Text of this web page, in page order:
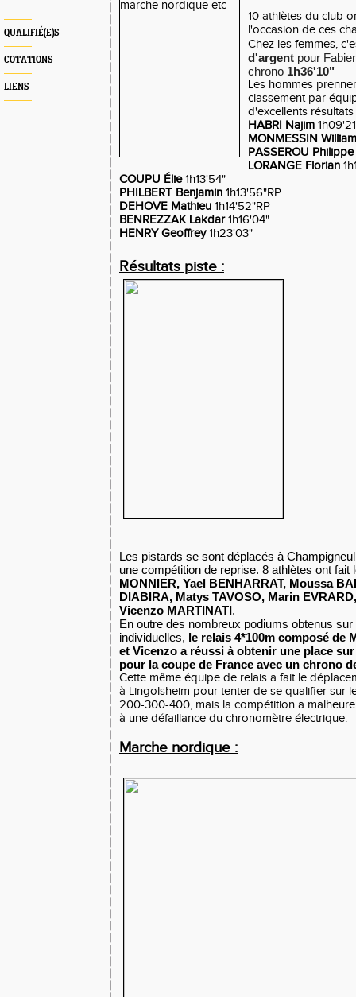
--------------
QUALIFIÉ(E)S
COTATIONS
LIENS
10 athlètes du club
l'occasion de ces
Chez les femmes,
d'argent pour
chrono 1h36'10"
Les hommes
classement par
d'excellents
HABRI Najim
MONMESSIN William
PASSEROU Philippe
LORANGE Florian
COUPU Élie1h13'54"
PHILBERT Benjamin 1h13'56"RP
DEHOVE Mathieu 1h14'52"RP
BENREZZAK Lakdar1h16'04"
HENRY Geoffrey1h23'03"
Résultats piste :
Les pistards se sont déplacés à
une compétition de reprise. 8 athlètes ont
MONNIER, Yael BENHARRAT, Moussa
DIABIRA, Matys TAVOSO, Marin
Vicenzo MARTINATI.
En outre des nombreux podiums obtenus
individuelles, le relais 4*100m composé de
et Vicenzo a réussi à obtenir une place
pour la coupe de France avec un chrono
Cette même équipe de relais a fait le
à Lingolsheim pour tenter de se qualifier sur
200-300-400, mais la compétition a
à une défaillance du chronomètre électrique.
Marche nordique :